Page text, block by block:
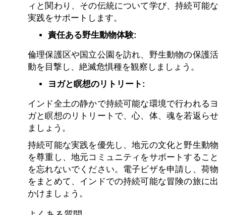
ィと関わり、その伝統について学び、持続可能な
実践をサポートします。
責任ある野生動物体験:
倫理保護区や国立公園を訪れ、野生動物の保護活
動を目撃し、絶滅危惧種を観察しましょう。
ヨガと瞑想のリトリート:
インド全土の静かで持続可能な環境で行われるヨ
ガと瞑想のリトリートで、心、体、魂を若返らせ
ましょう。
持続可能な実践を優先し、地元の文化と野生動物
を尊重し、地元コミュニティをサポートすること
を忘れないでください。電子ビザを申請し、荷物
をまとめて、インドでの持続可能な冒険の旅に出
かけましょう。